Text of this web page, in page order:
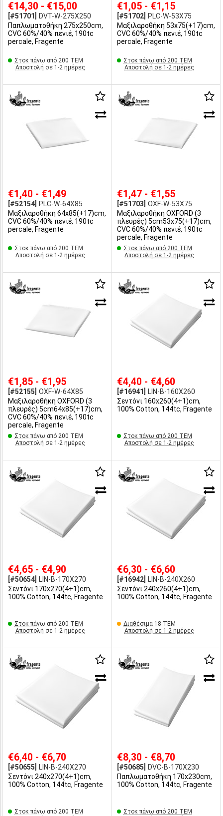
€14,30 - €15,00
[#51701]
DVT-W-275X250
Παπλωματοθήκη 275x250cm,
CVC 60%/40% πενιέ, 190tc
percale, Fragente
Στοκ πάνω από 200 ΤΕΜ
Αποστολή σε 1-2 ημέρες
€1,05 - €1,15
[#51702]
PLC-W-53X75
Μαξιλαροθήκη 53x75(+17)cm,
CVC 60%/40% πενιέ, 190tc
percale, Fragente
Στοκ πάνω από 200 ΤΕΜ
Αποστολή σε 1-2 ημέρες
€1,40 - €1,49
[#52154]
PLC-W-64X85
Μαξιλαροθήκη 64x85(+17)cm,
CVC 60%/40% πενιέ, 190tc
percale, Fragente
Στοκ πάνω από 200 ΤΕΜ
Αποστολή σε 1-2 ημέρες
€1,47 - €1,55
[#51703] OXF-W-53X75
Μαξιλαροθήκη OXFORD (3
πλευρές) 5cm53x75(+17)cm,
CVC 60%/40% πενιέ, 190tc
percale, Fragente
Στοκ πάνω από 200 ΤΕΜ
Αποστολή σε 1-2 ημέρες
€1,85 - €1,95
[#52155] OXF-W-64X85
Μαξιλαροθήκη OXFORD (3
πλευρές) 5cm64x85(+17)cm,
CVC 60%/40% πενιέ, 190tc
percale, Fragente
Στοκ πάνω από 200 ΤΕΜ
Αποστολή σε 1-2 ημέρες
€4,40 - €4,60
[#16941]
LIN-B-160X260
Σεντόνι 160x260(4+1)cm,
100% Cotton, 144tc, Fragente
Στοκ πάνω από 200 ΤΕΜ
Αποστολή σε 1-2 ημέρες
€4,65 - €4,90
[#50654]
LIN-B-170X270
Σεντόνι 170x270(4+1)cm,
100% Cotton, 144tc, Fragente
Στοκ πάνω από 200 ΤΕΜ
Αποστολή σε 1-2 ημέρες
€6,30 - €6,60
[#16942]
LIN-B-240X260
Σεντόνι 240x260(4+1)cm,
100% Cotton, 144tc, Fragente
Διαθέσιμα 18 ΤΕΜ
Αποστολή σε 1-2 ημέρες
€6,40 - €6,70
[#50655]
LIN-B-240X270
Σεντόνι 240x270(4+1)cm,
100% Cotton, 144tc, Fragente
Στοκ πάνω από 200 ΤΕΜ
€8,30 - €8,70
[#50685]
DVC-B-170X230
Παπλωματοθήκη 170x230cm,
100% Cotton, 144tc, Fragente
Στοκ πάνω από 200 ΤΕΜ